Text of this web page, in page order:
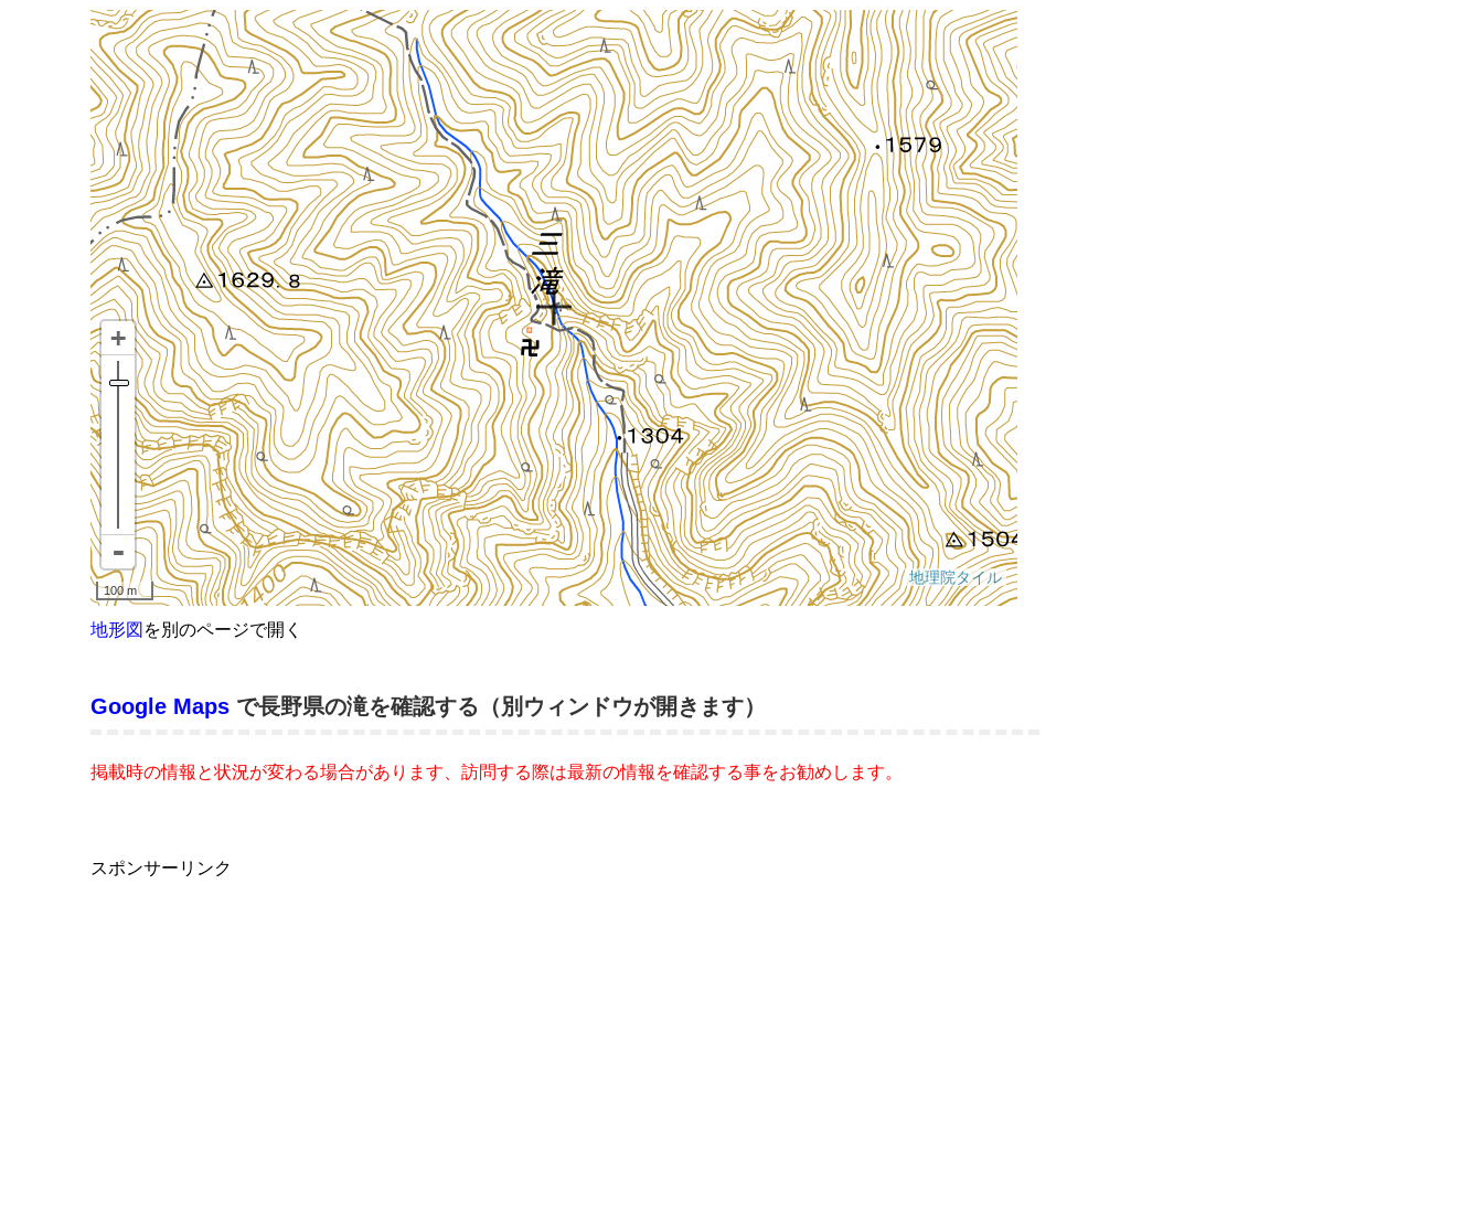
地形図 を別のページで開く
Google Maps で長野県の滝を確認する（別ウィンドウが開きます）
掲載時の情報と状況が変わる場合があります、訪問する際は最新の情報を確認する事をお勧めします。
スポンサーリンク